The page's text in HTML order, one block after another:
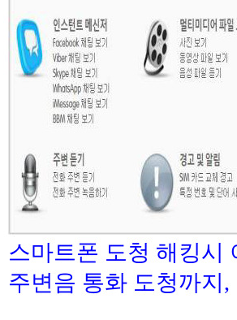
스마트폰 도청 해킹시
주변음 통화 도청까지